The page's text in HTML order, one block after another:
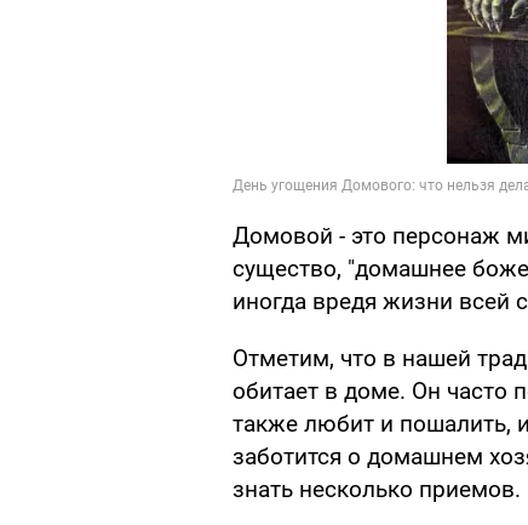
Домовой - это персонаж
существо, "домашнее
иногда вредя жизни всей
Отметим, что в нашей
обитает в доме. Он часто
также любит и пошалить,
заботится о домашнем
знать несколько приемов.